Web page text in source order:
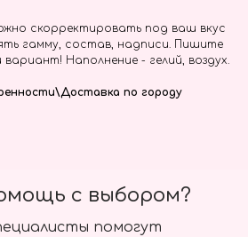
скорректировать под ваш вкус
гамму, состав, надписи. Пишите
Наполнение - гелий, воздух.
по городу
помогут
с выбором?